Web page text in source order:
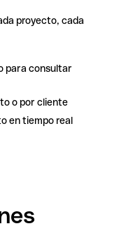
proyecto, cada
para consultar
o por cliente
en tiempo real